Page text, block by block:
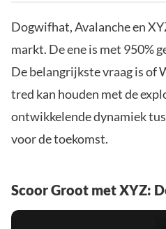
Dogwifhat, Avalanche en
markt. De ene is met 950%
De belangrijkste vraag is of
tred kan houden met de
ontwikkelende dynamiek
voor de toekomst.
Scoor Groot met XYZ: